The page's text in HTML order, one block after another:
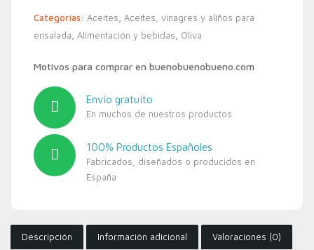
Categorías: Aceites, Aceites, vinagres y aliños para
ensalada, Alimentación y bebidas, Oliva
Motivos para comprar en buenobuenobueno.com
Envío gratuíto
En muchos de nuestros productos
100% Productos Españoles
Fabricados, diseñados o producidos en
España
Descripción Información adicional Valoraciones (0)